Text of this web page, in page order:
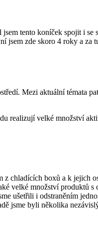
tento koníček spojit i
jsem zde skoro 4 roky a za
Mezi aktuální témata
realizují velké množství
z chladících boxů a k jejich
velké množství produktů
ušetřili i odstraněním
jsme byli několika